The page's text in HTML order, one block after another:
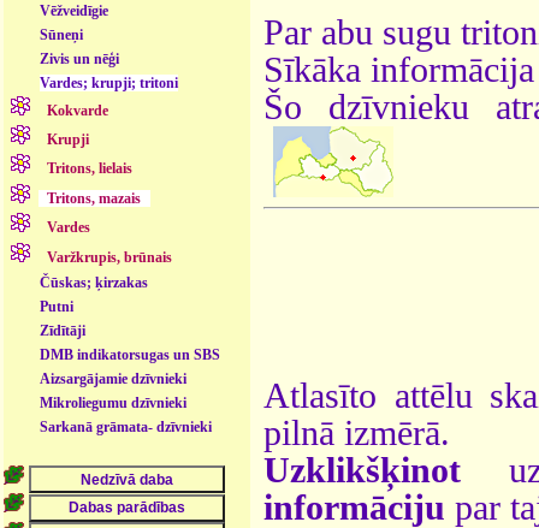
Vēžveidīgie
Sūneņi
Zivis un nēģi
Vardes; krupji; tritoni
Kokvarde
Krupji
Tritons, lielais
Tritons, mazais
Vardes
Varžkrupis, brūnais
Čūskas; ķirzakas
Putni
Zīdītāji
DMB indikatorsugas un SBS
- dzīvnieki
Aizsargājamie dzīvnieki
Mikroliegumu dzīvnieki
Sarkanā grāmata- dzīvnieki
Par abu sugu
Sīkāka
Šo dzīvnieku
Atlasīto attēlu
pilnā izmērā.
Uzklikšķinot
informāciju par